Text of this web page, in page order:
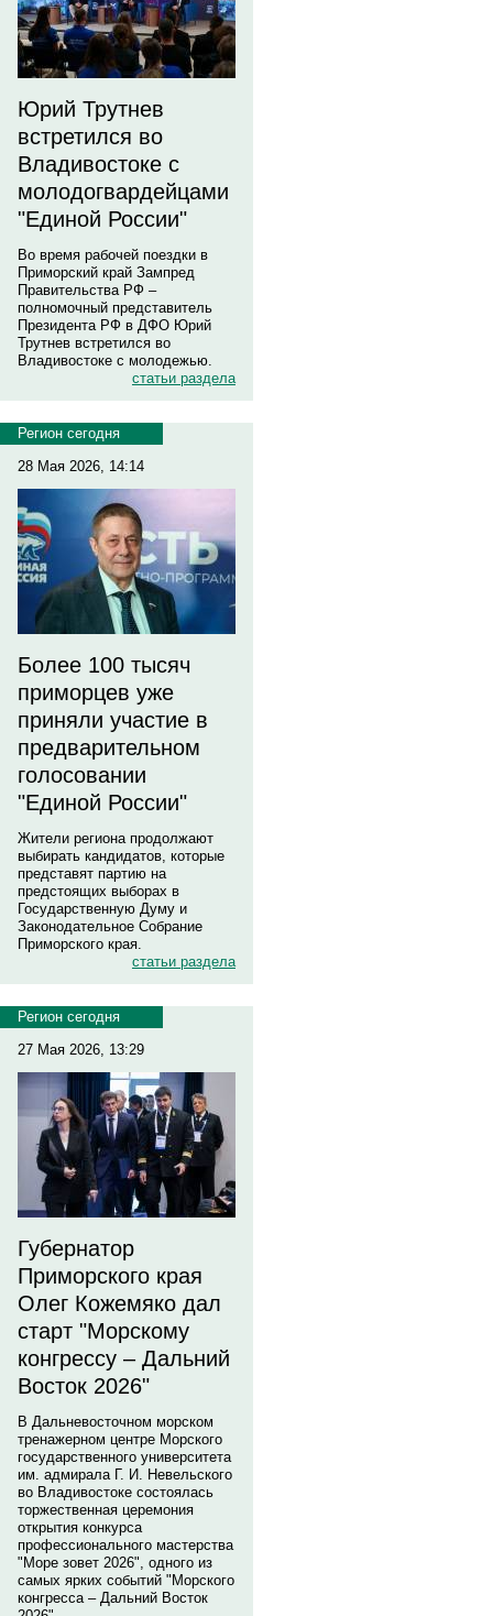
Юрий Трутнев
встретился во
Владивостоке с
молодогвардейцами
"Единой России"
Во время рабочей поездки в
Приморский край Зампред
Правительства РФ –
полномочный представитель
Президента РФ в ДФО Юрий
Трутнев встретился во
Владивостоке с молодежью.
статьи раздела
Регион сегодня
28 Мая 2026, 14:14
Более 100 тысяч
приморцев уже
приняли участие в
предварительном
голосовании
"Единой России"
Жители региона продолжают
выбирать кандидатов, которые
представят партию на
предстоящих выборах в
Государственную Думу и
Законодательное Собрание
Приморского края.
статьи раздела
Регион сегодня
27 Мая 2026, 13:29
Губернатор
Приморского края
Олег Кожемяко дал
старт "Морскому
конгрессу – Дальний
Восток 2026"
В Дальневосточном морском
тренажерном центре Морского
государственного университета
им. адмирала Г. И. Невельского
во Владивостоке состоялась
торжественная церемония
открытия конкурса
профессионального мастерства
"Море зовет 2026", одного из
самых ярких событий "Морского
конгресса – Дальний Восток